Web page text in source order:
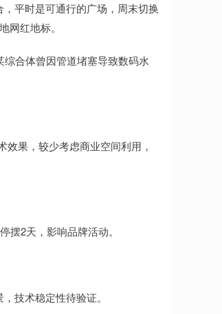
平时是可通行的广场，周末切换
网红地标。
合体曾因管道堵塞导致数码水
果，较少考虑商业空间利用，
2天，影响品牌活动。
技术稳定性待验证。